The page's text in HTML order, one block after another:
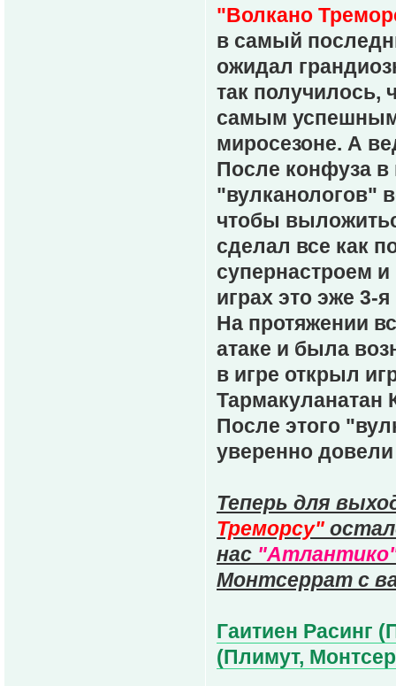
"Волкано
в самый
ожидал
так получилось,
самым успешным
миросезоне. А
После конфуза в
"вулканологов"
чтобы
сделал все как
супернастроем
играх это эже 3-
На протяжении
атаке и была
в игре открыл
После этого
уверенно
Теперь для
Треморсу"
нас
Монтсеррат с
Гаитиен Расинг
(Плимут,